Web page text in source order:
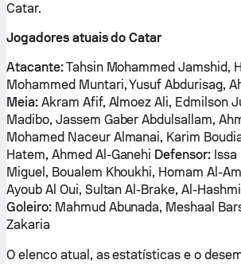
Catar.
Jogadores atuais do Catar
Atacante:Tahsin Mohammed Jamshid,
Mohammed Muntari, Yusuf Abdurisag,
Meia:Akram Afif, Almoez Ali, Edmilson
Madibo, Jassem Gaber Abdulsallam,
Mohamed Naceur Almanai, Karim
Hatem, Ahmed Al-Ganehi Defensor: Issa
Miguel, Boualem Khoukhi, Homam Al-
Ayoub Al Oui, Sultan Al-Brake, Al-
Goleiro:Mahmud Abunada, Meshaal
Zakaria
O elenco atual, as estatísticas e o